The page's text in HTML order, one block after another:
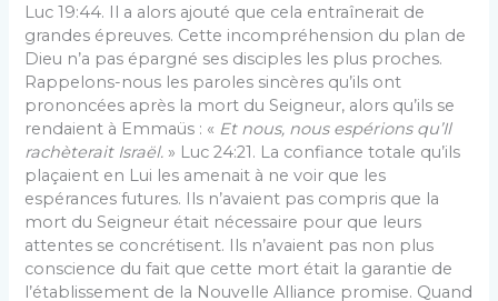
Luc 19:44. Il a alors ajouté que cela entraînerait de
grandes épreuves. Cette incompréhension du plan de
Dieu n’a pas épargné ses disciples les plus proches.
Rappelons-nous les paroles sincères qu’ils ont
prononcées après la mort du Seigneur, alors qu’ils se
rendaient à Emmaüs : « Et nous, nous espérions qu’Il
rachèterait Israël. » Luc 24:21. La confiance totale qu’ils
plaçaient en Lui les amenait à ne voir que les
espérances futures. Ils n’avaient pas compris que la
mort du Seigneur était nécessaire pour que leurs
attentes se concrétisent. Ils n’avaient pas non plus
conscience du fait que cette mort était la garantie de
l’établissement de la Nouvelle Alliance promise. Quand